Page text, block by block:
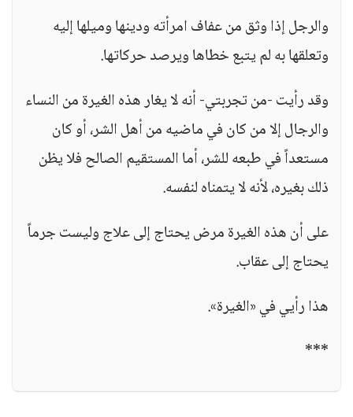
والرجل إذا وثق من عفاف امرأته ودينها وميلها إليه
وتعلقها به لم يتبع خطاها ويرصد حركاتها.
وقد رأيت -من تجربتي- أنه لا يغار هذه الغيرة من النساء
والرجال إلا من كان في ماضيه من أهل الشر، أو كان
مستعداً في طبعه للشر، أما المستقيم الصالح فلا يظن
ذلك بغيره، لأنه لا يتمناه لنفسه.
على أن هذه الغيرة مرض يحتاج إلى علاج وليست جرماً
يحتاج إلى عقاب.
هذا رأيي في «الغيرة».
***